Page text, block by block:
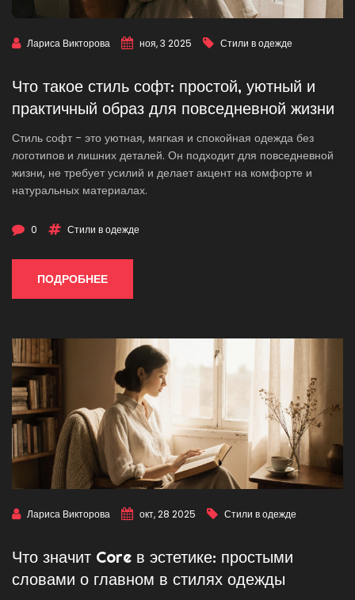
Лариса Викторова ноя, 3 2025 Стили в одежде
Что такое стиль софт: простой, уютный и
практичный образ для повседневной жизни
Стиль софт - это уютная, мягкая и спокойная одежда без
логотипов и лишних деталей. Он подходит для повседневной
жизни, не требует усилий и делает акцент на комфорте и
натуральных материалах.
0 Стили в одежде
ПОДРОБНЕЕ
Лариса Викторова окт, 28 2025 Стили в одежде
Что значит Core в эстетике: простыми
словами о главном в стилях одежды